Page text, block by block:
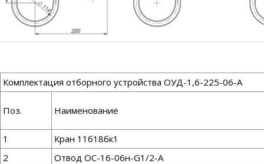
Комплектация отборного устройства ОУД-1,6-225-06-А
Поз. Наименование
1
Кран 11б18бк1
2
Отвод ОС-16-06н-G1/2-А